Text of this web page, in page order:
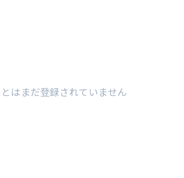
はまだ登録されていません